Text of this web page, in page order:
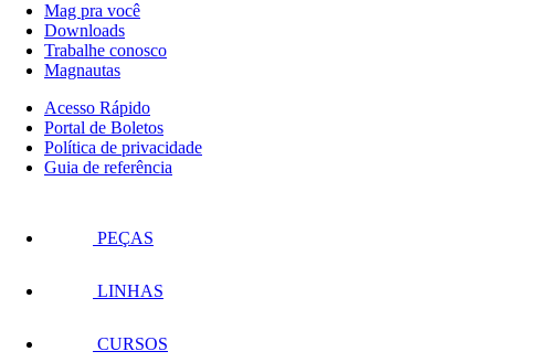
Mag pra você
Downloads
Trabalhe conosco
Magnautas
Acesso Rápido
Portal de Boletos
Política de privacidade
Guia de referência
PEÇAS
LINHAS
CURSOS